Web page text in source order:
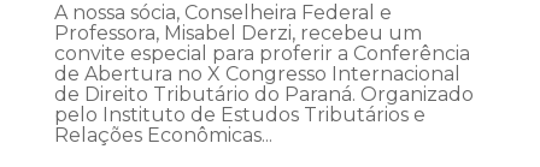
A nossa sócia, Conselheira Federal e
Professora, Misabel Derzi, recebeu um
convite especial para proferir a Conferência
de Abertura no X Congresso Internacional
de Direito Tributário do Paraná. Organizado
pelo Instituto de Estudos Tributários e
Relações Econômicas...